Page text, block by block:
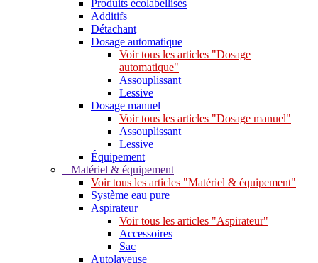
Produits écolabellisés
Additifs
Détachant
Dosage automatique
Voir tous les articles "Dosage
automatique"
Assouplissant
Lessive
Dosage manuel
Voir tous les articles "Dosage manuel"
Assouplissant
Lessive
Équipement
Matériel & équipement
Voir tous les articles "Matériel & équipement"
Système eau pure
Aspirateur
Voir tous les articles "Aspirateur"
Accessoires
Sac
Autolaveuse